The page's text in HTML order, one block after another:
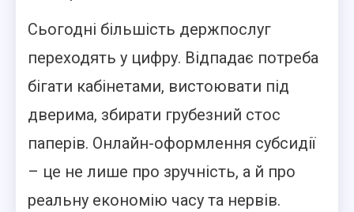
Сьогодні більшість держпослуг
переходять у цифру. Відпадає потреба
бігати кабінетами, вистоювати під
дверима, збирати грубезний стос
паперів. Онлайн-оформлення субсидії
– це не лише про зручність, а й про
реальну економію часу та нервів.